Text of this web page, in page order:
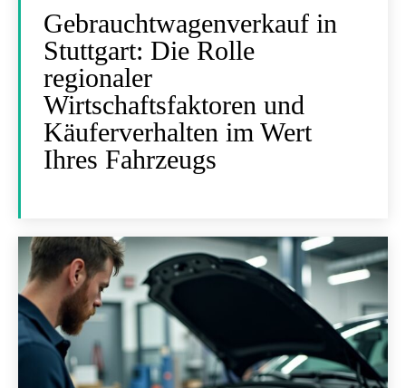
Gebrauchtwagenverkauf in
Stuttgart: Die Rolle
regionaler
Wirtschaftsfaktoren und
Käuferverhalten im Wert
Ihres Fahrzeugs